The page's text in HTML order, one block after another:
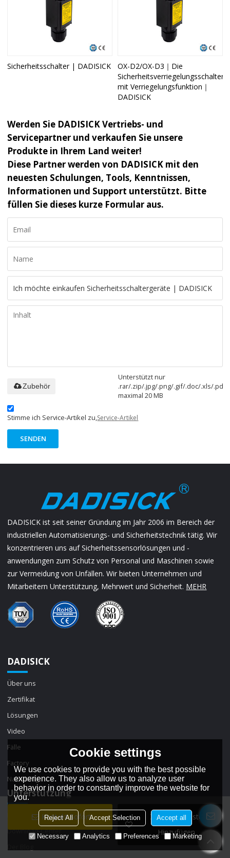
Kontakt Sofort
Zur Wunschliste
Hinzufügen
Sicherheitsschalter | DADISICK
OX-D2/OX-D3｜Die
Sicherheitsverriegelungsschalter
mit Verriegelungsfunktion｜
DADISICK
Werden Sie DADISICK Vertriebs- und
Servicepartner und verkaufen Sie unsere
Produkte in Ihrem Land weiter!
Diese Partner werden von DADISICK mit den
neuesten Schulungen, Tools, Kenntnissen,
Informationen und Support unterstützt. Bitte
füllen Sie dieses kurze Formular aus.
Unterstützt nur
.rar/.zip/.jpg/.png/.gif/.doc/.xls/.pdf,
maximal 20 MB
Zubehör
Stimme ich Service-Artikel zu,Service-Artikel
SENDEN
DADISICK ist seit seiner Gründung im Jahr 2006 im Bereich der
industriellen Automatisierungs- und Sicherheitstechnik tätig. Wir
konzentrieren uns auf Sicherheitssensorlösungen und -
anwendungen zum Schutz von Personal und Maschinen sowie
zur Vermeidung von Unfällen. Wir bieten Unternehmen und
Mitarbeitern Unterstützung, Mehrwert und Sicherheit. MEHR
DADISICK
Über uns
Zertifikat
Lösungen
Video
Fälle
Factory
Nachhaltig
Unterstützung
Beispiel anfordern
Download-Center
Cookie settings
We use cookies to provide you with the best possible
experience. They also allow us to analyze user
behavior in order to constantly improve the website for
you.
Reject All Accept Selection Accept all
Necessary Analytics Preferences Marketing